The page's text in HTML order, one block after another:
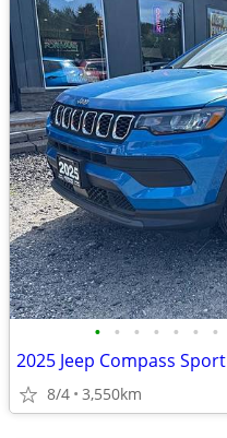
• • • • • • •
2025 Jeep Compass Sport
8/4 3,550km